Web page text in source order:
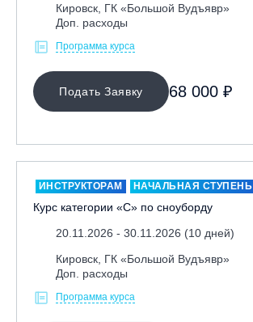
Кировск, ГК «Большой Вудъявр»
Доп. расходы
Программа курса
Подать Заявку 68 000 ₽
ИНСТРУКТОРАМ НАЧАЛЬНАЯ СТУПЕНЬ
Курс категории «С» по сноуборду
20.11.2026 - 30.11.2026 (10 дней)
Кировск, ГК «Большой Вудъявр»
Доп. расходы
Программа курса